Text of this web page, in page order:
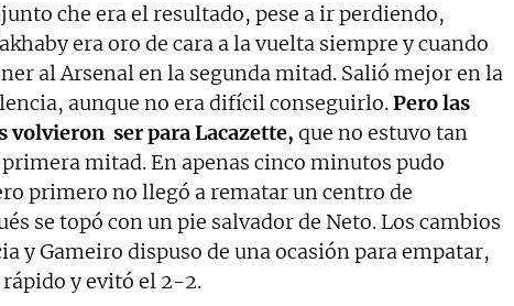
che era el resultado, pese a ir perdiendo,
era oro de cara a la vuelta siempre y cuando
al Arsenal en la segunda mitad. Salió mejor en la
aunque no era difícil conseguirlo.Pero las
volvieron ser para Lacazette, que no estuvo tan
mitad. En apenas cinco minutos pudo
primero no llegó a rematar un centro de
se topó con un pie salvador de Neto. Los cambios
y Gameiro dispuso de una ocasión para empatar,
y evitó el 2-2.